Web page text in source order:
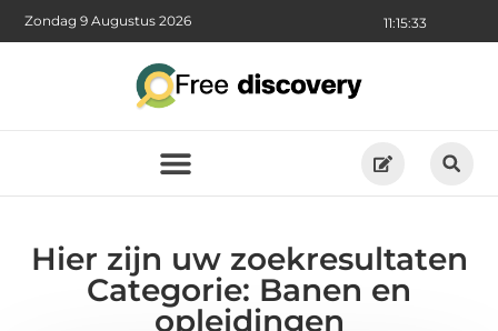
11:15:33
Zondag 9 Augustus 2026
Hier zijn uw zoekresultaten
Categorie: Banen en
opleidingen